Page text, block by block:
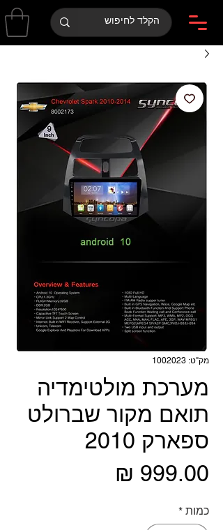
מק"ט: 1002023
מערכת מולטימדיה
תואם מקור שברולט
ספארק 2010
כמות *